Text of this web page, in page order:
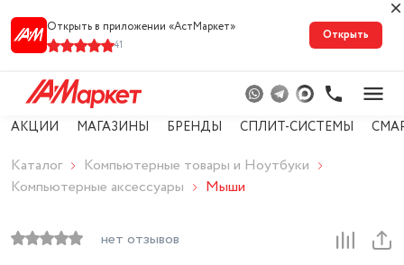
Открыть в приложении «АстМарке‪т‬»
41
Открыть
АКЦИИ МАГАЗИНЫ БРЕНДЫ СПЛИТ-СИСТЕМЫ
Каталог
Компьютерные товары и Ноутбуки
Компьютерные аксессуары
Мыши
нет отзывов